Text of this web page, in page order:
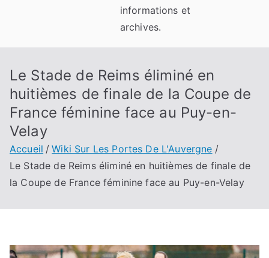
informations et
archives.
Le Stade de Reims éliminé en
huitièmes de finale de la Coupe de
France féminine face au Puy-en-
Velay
Accueil
Wiki Sur Les Portes De L'Auvergne
Le Stade de Reims éliminé en huitièmes de finale de
la Coupe de France féminine face au Puy-en-Velay